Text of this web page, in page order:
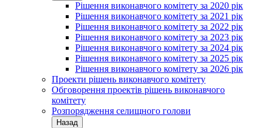
Рішення виконавчого комітету за 2020 рік
Рішення виконавчого комітету за 2021 рік
Рішення виконавчого комітету за 2022 рік
Рішення виконавчого комітету за 2023 рік
Рішення виконавчого комітету за 2024 рік
Рішення виконавчого комітету за 2025 рік
Рішення виконавчого комітету за 2026 рік
Проекти рішень виконавчого комітету
Обговорення проектів рішень виконавчого
комітету
Розпорядження селищного голови
Назад